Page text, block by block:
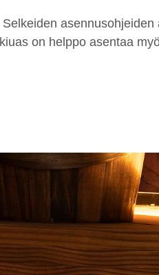
Selkeiden asennusohjeiden
kiuas on helppo asentaa